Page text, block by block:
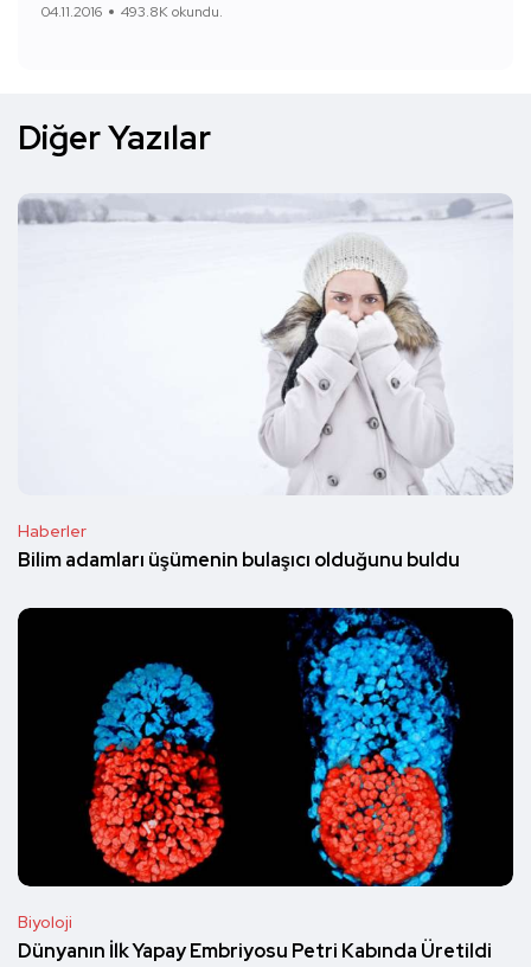
04.11.2016 493.8K okundu.
Diğer Yazılar
Haberler
Bilim adamları üşümenin bulaşıcı olduğunu buldu
Biyoloji
Dünyanın İlk Yapay Embriyosu Petri Kabında Üretildi